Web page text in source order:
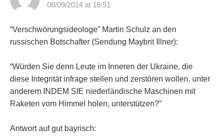
08/09/2014 at 18:51
“Verschwörungsideologe” Martin Schulz an den
russischen Botschafter (Sendung Maybrit Illner):
“Würden Sie denn Leute im Inneren der Ukraine, die
diese Integrität infrage stellen und zerstören wollen, unter
anderem INDEM SIE niederländische Maschinen mit
Raketen vom Himmel holen, unterstützen?”
Antwort auf gut bayrisch: